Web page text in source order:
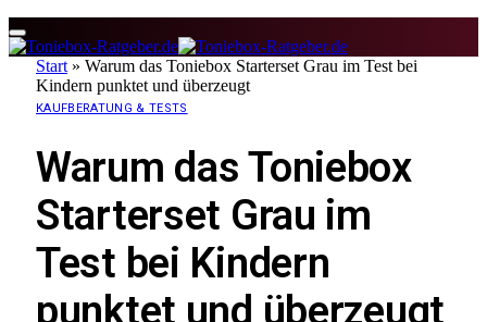
Start » Warum das Toniebox Starterset Grau im Test bei
Kindern punktet und überzeugt
KAUFBERATUNG & TESTS
Warum das Toniebox
Starterset Grau im
Test bei Kindern
punktet und überzeugt